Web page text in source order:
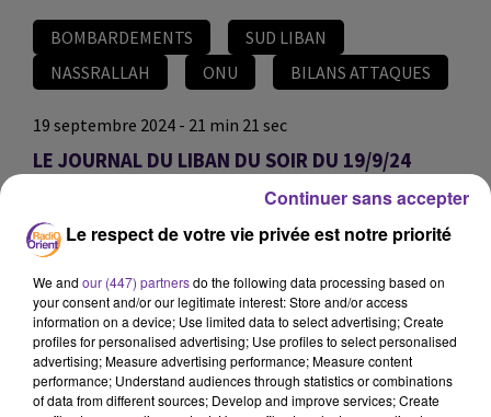
BOMBARDEMENTS
SUD LIBAN
NASSRALLAH
ONU BILANS ATTAQUES
19 septembre 2024 - 21 min 21 sec
LE JOURNAL DU LIBAN DU SOIR DU 19/9/24
EDITION DU JOURNAL DU LIBAN DU SOIR DU 19/9/2024
EDITION DU JOURNAL DU LIBAN DU SOIR DU 19/9/2024
0:00 21 min 21 sec
Le respect de votre vie privée est notre priorité
We and our (447) partnersdo the following data processing based on
your consent and/or our legitimate interest: Store and/or access
information on a device; Use limited data to select advertising; Create
profiles for personalised advertising; Use profiles to select personalised
advertising; Measure advertising performance; Measure content
performance; Understand audiences through statistics or combinations
of data from different sources; Develop and improve services; Create
Continuer sans accepter